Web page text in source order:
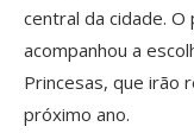
central da cidade.
acompanhou a
Princesas, que irão
próximo ano.